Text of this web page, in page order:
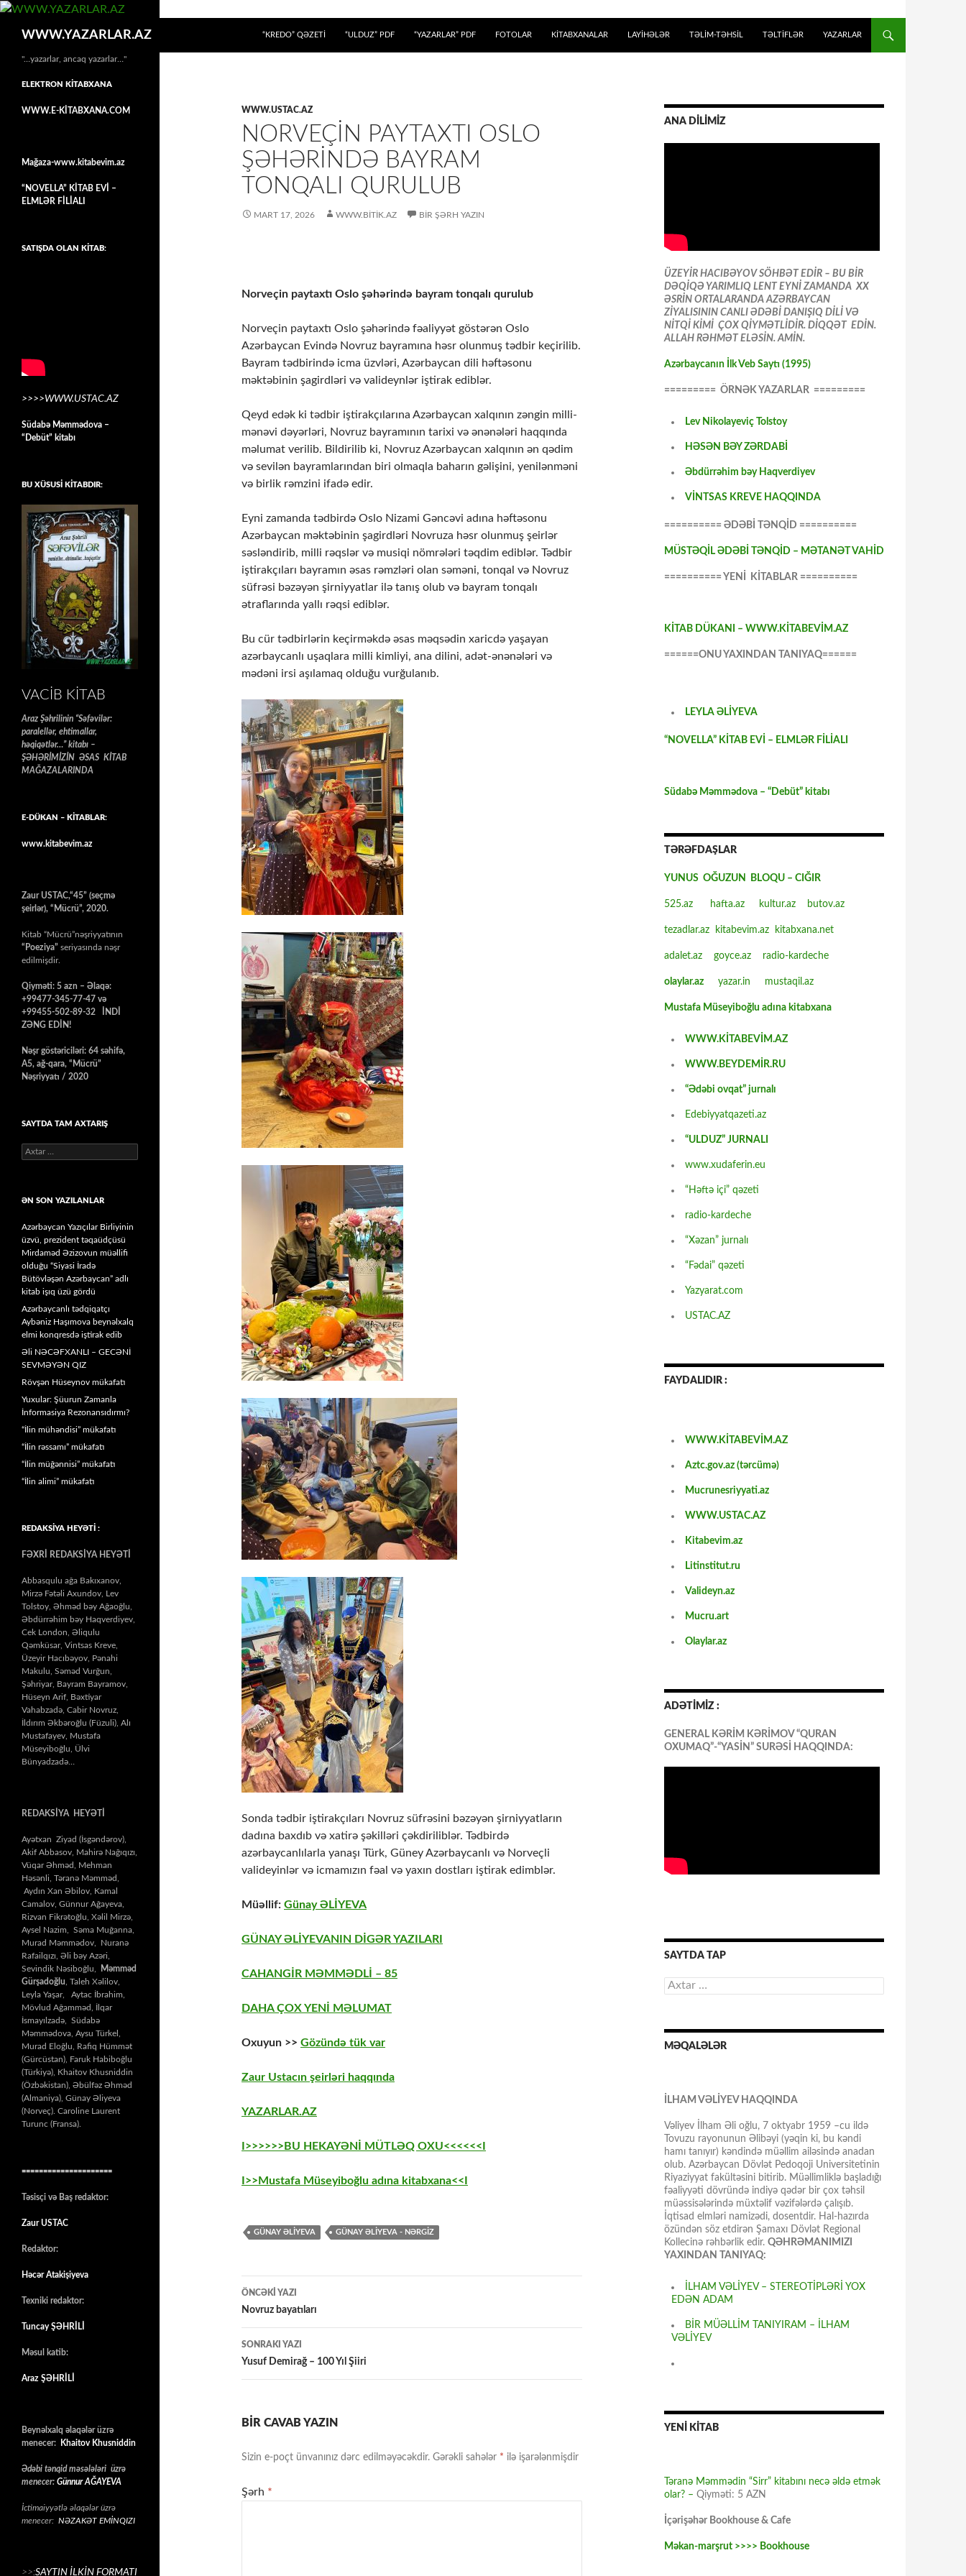
WWW.YAZARLAR.AZ
“KREDO” QƏZETİ
“ULDUZ” PDF “YAZARLAR” PDF FOTOLAR KİTABXANALAR LAYİHƏLƏR TƏLIM-TƏHSIL TƏLTİFLƏR YAZARLAR
WWW.USTAC.AZ
NORVEÇIN PAYTAXTI OSLO
ŞƏHƏRINDƏ BAYRAM
TONQALI QURULUB
MART 17, 2026 WWW.BITIK.AZ BIR ŞƏRH YAZIN
Norveçin paytaxtı Oslo şəhərində bayram tonqalı qurulub
Norveçin paytaxtı Oslo şəhərində fəaliyyət göstərən Oslo
Azərbaycan Evində Novruz bayramına həsr olunmuş tədbir keçirilib.
Bayram tədbirində icma üzvləri, Azərbaycan dili həftəsonu
məktəbinin şagirdləri və valideynlər iştirak ediblər.
Qeyd edək ki tədbir iştirakçılarına Azərbaycan xalqının zəngin milli-
mənəvi dəyərləri, Novruz bayramının tarixi və ənənələri haqqında
məlumat verilib. Bildirilib ki, Novruz Azərbaycan xalqının ən qədim
və sevilən bayramlarından biri olmaqla baharın gəlişini, yenilənməni
və birlik rəmzini ifadə edir.
Eyni zamanda tədbirdə Oslo Nizami Gəncəvi adına həftəsonu
Azərbaycan məktəbinin şagirdləri Novruza həsr olunmuş şeirlər
səsləndirib, milli rəqslər və musiqi nömrələri təqdim ediblər. Tədbir
iştirakçıları bayramın əsas rəmzləri olan səməni, tonqal və Novruz
süfrəsi bəzəyən şirniyyatlar ilə tanış olub və bayram tonqalı
ətraflarında yallı rəqsi ediblər.
Bu cür tədbirlərin keçirməkdə əsas məqsədin xaricdə yaşayan
azərbaycanlı uşaqlara milli kimliyi, ana dilini, adət-ənənələri və
mədəni irsi aşılamaq olduğu vurğulanıb.
Sonda tədbir iştirakçıları Novruz süfrəsini bəzəyən şirniyyatların
dadına baxdıb və xatirə şəkilləri çəkdiriliblər. Tədbirdə
azərbaycanlılarla yanaşı Türk, Güney Azərbaycanlı və Norveçli
valideyinlər və icmamızın fəal və yaxın dostları iştirak edimblər.
Müəllif: Günay ƏLİYEVA
GÜNAY ƏLİYEVANIN DİGƏR YAZILARI
CAHANGİR MƏMMƏDLİ – 85
DAHA ÇOX YENİ MƏLUMAT
Oxuyun >> Gözündə tük var
Zaur Ustacın şeirləri haqqında
YAZARLAR.AZ
I>>>>>>BU HEKAYƏNİ MÜTLƏQ OXU<<<<<<I
I>>Mustafa Müseyiboğlu adına kitabxana<<I
GÜNAY ƏLİYEVA GÜNAY ƏLIYEVA - NƏRGIZ
Yazılar
üzrə
naviqasiya
ÖNCƏKI YAZI
Novruz bayatıları
SONRAKI YAZI
Yusuf Demirağ – 100 Yıl Şiiri
BIR CAVAB YAZIN
Sizin e-poçt ünvanınız dərc edilməyəcəkdir. Gərəkli sahələr * ilə işarələnmişdir
Şərh *
ANA DİLİMİZ
ÜZEYİR HACIBƏYOV SÖHBƏT EDİR – BU BİR
DƏQİQƏ YARIMLIQ LENT EYNİ ZAMANDA XX
ƏSRİN ORTALARANDA AZƏRBAYCAN
ZİYALISININ CANLI ƏDƏBİ DANIŞIQ DİLİ VƏ
NİTQİ KİMİ ÇOX QİYMƏTLİDİR. DİQQƏT EDİN.
ALLAH RƏHMƏT ELƏSİN. AMİN.
Azərbaycanın İlk Veb Saytı (1995)
========= ÖRNƏK YAZARLAR =========
Lev Nikolayeviç Tolstoy
HƏSƏN BƏY ZƏRDABİ
Əbdürrəhim bəy Haqverdiyev
VİNTSAS KREVE HAQQINDA
========== ƏDƏBİ TƏNQİD ==========
MÜSTƏQİL ƏDƏBİ TƏNQİD – MƏTANƏT VAHİD
========== YENİ KİTABLAR ==========
KİTAB DÜKANI – WWW.KİTABEVİM.AZ
======ONU YAXINDAN TANIYAQ======
LEYLA ƏLİYEVA
“NOVELLA” KİTAB EVİ – ELMLƏR FİLİALI
Südabə Məmmədova – “Debüt” kitabı
TƏRƏFDAŞLAR
YUNUS OĞUZUN BLOQU – CIĞIR
525.az hafta.az kultur.az butov.az
tezadlar.az kitabevim.az kitabxana.net
adalet.az goyce.az radio-kardeche
olaylar.az yazar.in mustaqil.az
Mustafa Müseyiboğlu adına kitabxana
WWW.KİTABEVİM.AZ
WWW.BEYDEMİR.RU
“Ədəbi ovqat” jurnalı
Edebiyyatqazeti.az
“ULDUZ” JURNALI
www.xudaferin.eu
“Həftə içi” qəzeti
radio-kardeche
“Xəzan” jurnalı
“Fədai” qəzeti
Yazyarat.com
USTAC.AZ
FAYDALIDIR :
WWW.KİTABEVİM.AZ
Aztc.gov.az (tərcümə)
Mucrunesriyyati.az
WWW.USTAC.AZ
Kitabevim.az
Litinstitut.ru
Valideyn.az
Mucru.art
Olaylar.az
ADƏTİMİZ :
GENERAL KƏRİM KƏRİMOV “QURAN
OXUMAQ”-“YASİN” SURƏSİ HAQQINDA:
SAYTDA TAP
Axtarış:
MƏQALƏLƏR
İLHAM VƏLİYEV HAQQINDA
Vəliyev İlham Əli oğlu, 7 oktyabr 1959 –cu ildə
Tovuzu rayonunun Əlibəyi (yəqin ki, bu kəndi
hamı tanıyır) kəndində müəllim ailəsində anadan
olub. Azərbaycan Dövlət Pedoqoji Universitetinin
Riyaziyyat fakültəsini bitirib. Müəllimliklə başladığı
fəaliyyəti dövründə indiyə qədər bir çox təhsil
müəssisələrində müxtəlif vəzifələrdə çalışıb.
İqtisad elmləri namizədi, dosentdir. Hal-hazırda
özündən söz etdirən Şamaxı Dövlət Regional
Kollecinə rəhbərlik edir. QƏHRƏMANIMIZI
YAXINDAN TANIYAQ:
İLHAM VƏLİYEV – STEREOTİPLƏRİ YOX
EDƏN ADAM
BİR MÜƏLLİM TANIYIRAM – İLHAM
VƏLİYEV
YENİ KİTAB
Təranə Məmmədin “Sirr” kitabını necə əldə etmək
olar? – Qiyməti: 5 AZN
İçərişəhər Bookhouse & Cafe
Məkan-marşrut >>>> Bookhouse
"…yazarlar, ancaq yazarlar…"
ELEKTRON KİTABXANA
WWW.E-KİTABXANA.COM
Mağaza-www.kitabevim.az
“NOVELLA” KİTAB EVİ –
ELMLƏR FİLİALI
SATIŞDA OLAN KİTAB:
>>>>WWW.USTAC.AZ
Südabə Məmmədova –
“Debüt” kitabı
BU XÜSUSİ KİTABDIR:
VACIB KITAB
Araz Şəhrilinin “Səfəvilər:
paralellər, ehtimallar,
həqiqətlər…” kitabı –
ŞƏHƏRİMİZİN ƏSAS KİTAB
MAĞAZALARINDA
E-DÜKAN – KİTABLAR:
www.kitabevim.az
Zaur USTAC,“45” (seçmə
şeirlər), “Mücrü”, 2020.
Kitab “Mücrü”nəşriyyatının
“Poeziya” seriyasında nəşr
edilmişdir.
Qiyməti: 5 azn – Əlaqə:
+99477-345-77-47 və
+99455-502-89-32 İNDİ
ZƏNG EDİN!
Nəşr göstəriciləri: 64 səhifə,
A5, ağ-qara, “Mücrü”
Nəşriyyatı / 2020
SAYTDA TAM AXTARIŞ
Axtarış:
ƏN SON YAZILANLAR
Azərbaycan Yazıçılar Birliyinin
üzvü, prezident təqaüdçüsü
Mirdaməd Əzizovun müəllifi
olduğu “Siyasi İradə
Bütövləşən Azərbaycan” adlı
kitab işıq üzü gördü
Azərbaycanlı tədqiqatçı
Aybəniz Haşımova beynəlxalq
elmi konqresdə iştirak edib
Əli NƏCƏFXANLI – GECƏNİ
SEVMƏYƏN QIZ
Rövşən Hüseynov mükafatı
Yuxular: Şüurun Zamanla
İnformasiya Rezonansıdırmı?
“İlin mühəndisi” mükafatı
“İlin rəssamı” mükafatı
“İlin müğənnisi” mükafatı
“İlin alimi” mükafatı
REDAKSİYA HEYƏTİ :
FƏXRİ REDAKSİYA HEYƏTİ
Abbasqulu ağa Bakıxanov,
Mirzə Fətəli Axundov, Lev
Tolstoy, Əhməd bəy Ağaoğlu,
Əbdürrəhim bəy Haqverdiyev,
Cek London, Əliqulu
Qəmküsar, Vintsas Kreve,
Üzeyir Hacıbəyov, Pənahi
Makulu, Səməd Vurğun,
Şəhriyar, Bayram Bayramov,
Hüseyn Arif, Bəxtiyar
Vahabzadə, Cabir Novruz,
İldırım Əkbəroğlu (Füzuli), Alı
Mustafayev, Mustafa
Müseyiboğlu, Ülvi
Bünyadzadə…
REDAKSİYA HEYƏTİ
Ayətxan Ziyad (İsgəndərov),
Akif Abbasov, Mahirə Nağıqızı,
Vüqar Əhməd, Mehman
Həsənli, Təranə Məmməd,
Aydın Xan Əbilov, Kamal
Camalov, Günnur Ağayeva,
Rizvan Fikrətoğlu, Xəlil Mirzə,
Aysel Nazim, Səma Muğanna,
Murad Məmmədov, Nuranə
Rafailqızı, Əli bəy Azəri,
Sevindik Nəsiboğlu,
Məmməd
Gürşadoğlu , Taleh Xəlilov,
Leyla Yaşar, Aytac İbrahim,
Mövlud Ağamməd, İlqar
İsmayılzadə, Südabə
Məmmədova, Aysu Türkel,
Murad Eloğlu, Rafiq Hümmət
(Gürcüstan), Faruk Habiboğlu
(Türkiyə), Khaitov Khusniddin
(Özbəkistan), Əbülfəz Əhməd
(Almaniya), Günay Əliyeva
(Norveç). Caroline Laurent
Turunc (Fransa).
=====================
Təsisçi və Baş redaktor:
Zaur USTAC
Redaktor:
Həcər Atakişiyeva
Texniki redaktor:
Tuncay ŞƏHRİLİ
Məsul katib:
Araz ŞƏHRİLİ
Beynəlxalq əlaqələr üzrə
menecer:
Khaitov Khusniddin
Ədəbi tənqid məsələləri üzrə
menecer: Günnur AĞAYEVA
İctimaiyyətlə əlaqələr üzrə
menecer: NƏZAKƏT EMİNQIZI
>>:SAYTIN İLKİN FORMATI